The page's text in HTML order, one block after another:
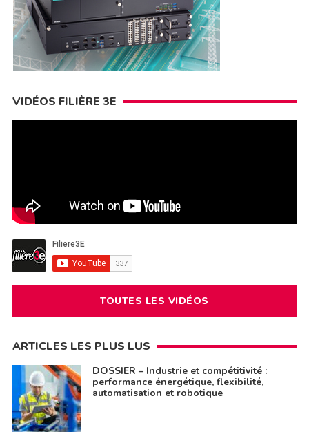
VIDÉOS FILIÈRE 3E
TOUTES LES VIDÉOS
ARTICLES LES PLUS LUS
DOSSIER – Industrie et compétitivité :
performance énergétique, flexibilité,
automatisation et robotique